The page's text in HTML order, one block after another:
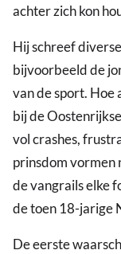
achter zich kon
Hij schreef
bijvoorbeeld de
van de sport. Hoe
bij de
vol crashes,
prinsdom vormen
de vangrails elke
de toen 18-jarige
De eerste